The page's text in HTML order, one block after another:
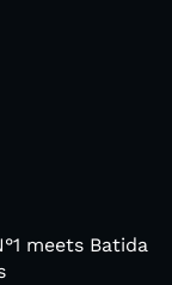
meets Batida